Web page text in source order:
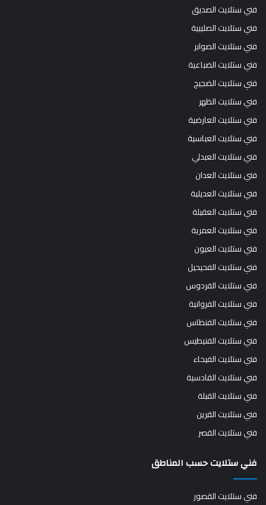
فني ستلايت الصديق
فني ستلايت الصليبية
فني ستلايت الصوابر
فني ستلايت الضباعية
فني ستلايت الضجيج
فني ستلايت الظهر
فني ستلايت العارضية
فني ستلايت العباسية
فني ستلايت العبدلي
فني ستلايت العدان
فني ستلايت العديلية
فني ستلايت العقيلة
فني ستلايت العمرية
فني ستلايت العيون
فني ستلايت الفحيحيل
فني ستلايت الفردوس
فني ستلايت الفروانية
فني ستلايت الفنطاس
فني ستلايت الفنيطيس
فني ستلايت الفيحاء
فني ستلايت القادسية
فني ستلايت القبلة
فني ستلايت القرين
فني ستلايت القصر
فني ستلايت حسب المناطق
فني ستلايت القصور